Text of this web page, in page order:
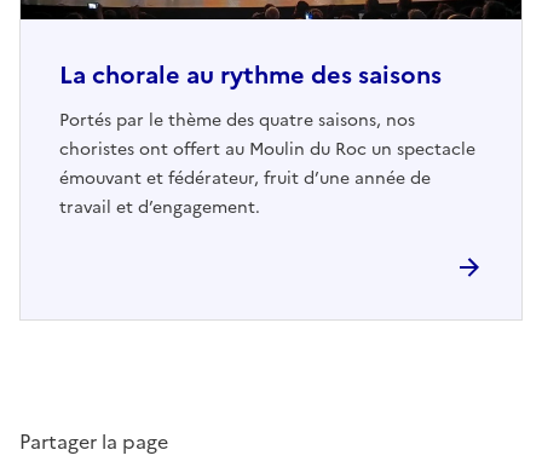
La chorale au rythme des saisons
Portés par le thème des quatre saisons, nos
choristes ont offert au Moulin du Roc un spectacle
émouvant et fédérateur, fruit d’une année de
travail et d’engagement.
Partager la page